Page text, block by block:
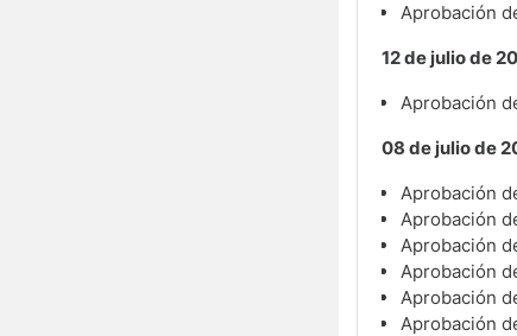
Aprobación
12 de julio de
Aprobación
08 de julio de
Aprobación
Aprobación
Aprobación
Aprobación
Aprobación
Aprobación